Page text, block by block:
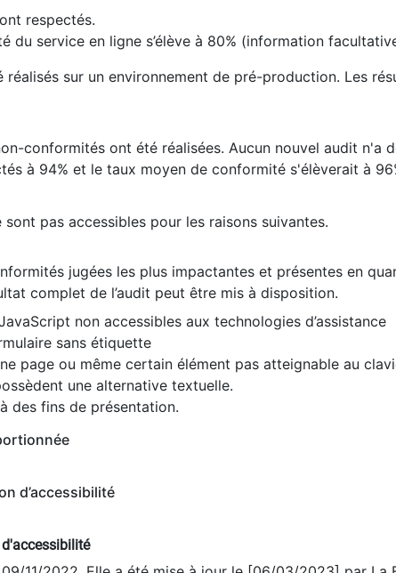
respectés.
du service en ligne s’élève à 80% (information
sur un environnement de pré-production. Les
conformités ont été réalisées. Aucun nouvel audit n'a
à 94% et le taux moyen de conformité s'élèverait à
pas accessibles pour les raisons suivantes.
jugées les plus impactantes et présentes en
complet de l’audit peut être mis à disposition.
non accessibles aux technologies d’assistance
sans étiquette
page ou même certain élément pas atteignable au
une alternative textuelle.
des fins de présentation.
d’accessibilité